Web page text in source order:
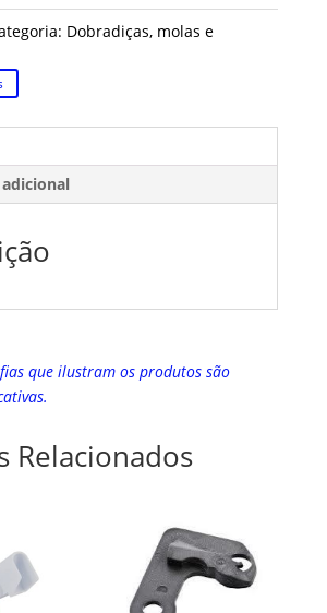
Dobradiças, molas e
que ilustram os produtos são
Relacionados